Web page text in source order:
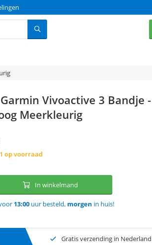
Vivoactive 3 Bandje
Meerkleurig
op voorraad
In winkelmand
13:00 uur besteld, morgen in huis!
Gratis verzending in